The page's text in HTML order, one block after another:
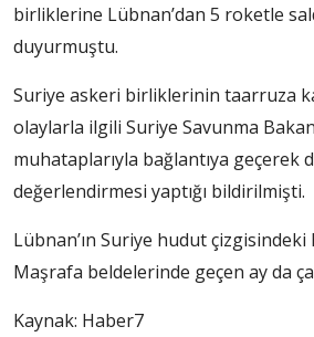
birliklerine Lübnan’dan 5 roketle
duyurmuştu.
Suriye askeri birliklerinin taarruza
olaylarla ilgili Suriye Savunma
muhataplarıyla bağlantıya geçerek
değerlendirmesi yaptığı bildirilmişti.
Lübnan’ın Suriye hudut çizgisindeki
Maşrafa beldelerinde geçen ay da
Kaynak: Haber7